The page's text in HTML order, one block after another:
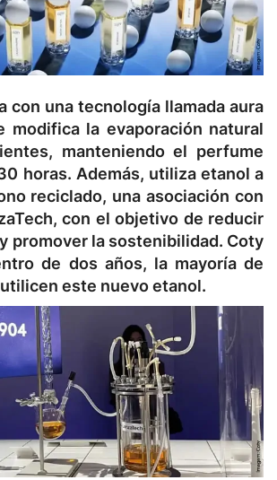
con una tecnología llamada aura
modifica la evaporación natural
manteniendo el perfume
horas. Además, utiliza etanol a
reciclado, una asociación con
con el objetivo de reducir
promover la sostenibilidad. Coty
de dos años, la mayoría de
este nuevo etanol.